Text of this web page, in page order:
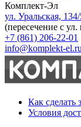
Комплект-Эл
ул. Уральская,
(пересечение с
+7 (861) 206-22-01
info@komplekt-el.ru
Как сделать
Условия